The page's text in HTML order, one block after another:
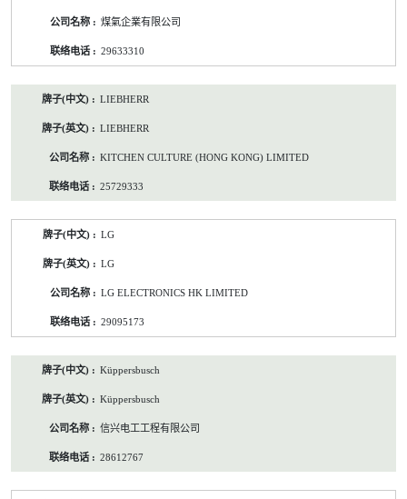
煤氣企業有限公司
29633310
LIEBHERR
LIEBHERR
KITCHEN CULTURE (HONG KONG) LIMITED
25729333
LG
LG
LG ELECTRONICS HK LIMITED
29095173
Küppersbusch
Küppersbusch
信兴电工工程有限公司
28612767